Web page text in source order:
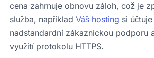
cena zahrnuje obnovu záloh, což je
služba, například Váš hosting si
nadstandardní zákaznickou podporu
využití protokolu HTTPS.